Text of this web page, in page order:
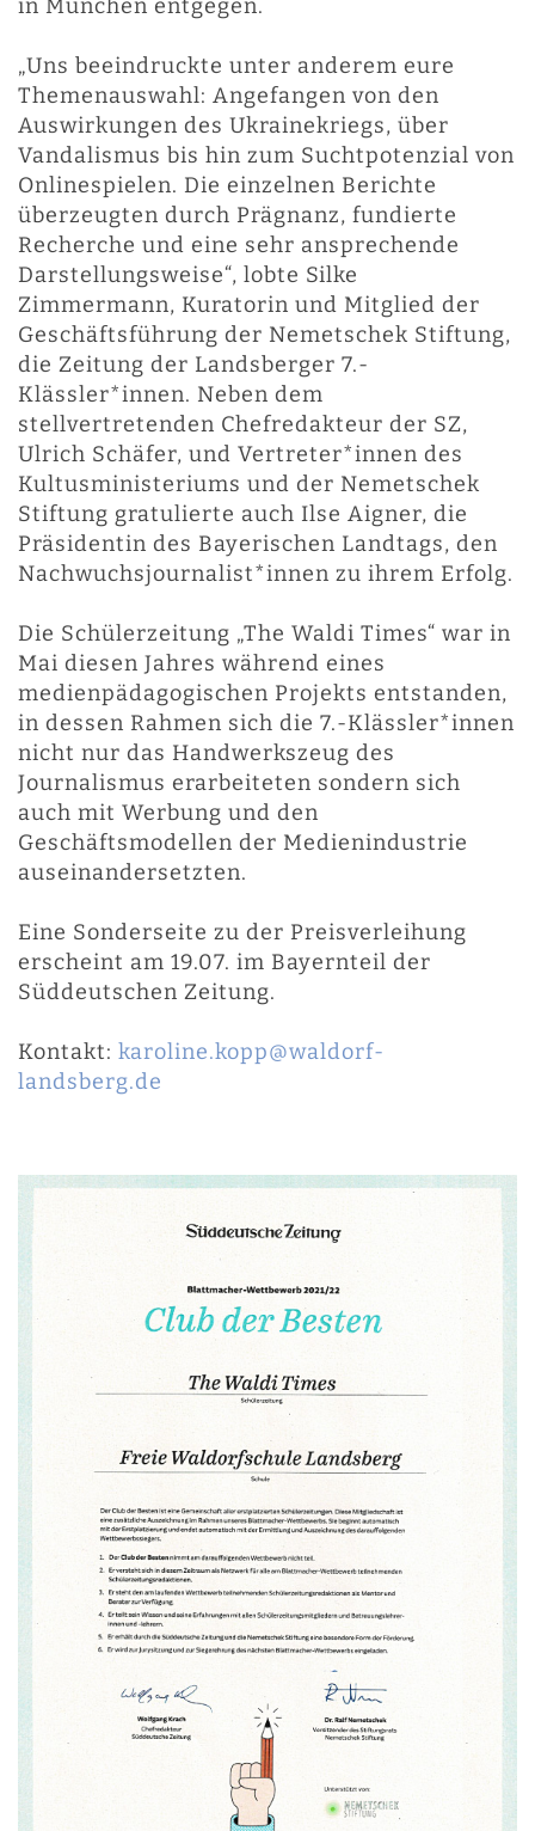
in München entgegen.
„Uns beeindruckte unter anderem eure
Themenauswahl: Angefangen von den
Auswirkungen des Ukrainekriegs, über
Vandalismus bis hin zum Suchtpotenzial von
Onlinespielen. Die einzelnen Berichte
überzeugten durch Prägnanz, fundierte
Recherche und eine sehr ansprechende
Darstellungsweise“, lobte Silke
Zimmermann, Kuratorin und Mitglied der
Geschäftsführung der Nemetschek Stiftung,
die Zeitung der Landsberger 7.-
Klässler*innen. Neben dem
stellvertretenden Chefredakteur der SZ,
Ulrich Schäfer, und Vertreter*innen des
Kultusministeriums und der Nemetschek
Stiftung gratulierte auch Ilse Aigner, die
Präsidentin des Bayerischen Landtags, den
Nachwuchsjournalist*innen zu ihrem Erfolg.
Die Schülerzeitung „The Waldi Times“ war in
Mai diesen Jahres während eines
medienpädagogischen Projekts entstanden,
in dessen Rahmen sich die 7.-Klässler*innen
nicht nur das Handwerkszeug des
Journalismus erarbeiteten sondern sich
auch mit Werbung und den
Geschäftsmodellen der Medienindustrie
auseinandersetzten.
Eine Sonderseite zu der Preisverleihung
erscheint am 19.07. im Bayernteil der
Süddeutschen Zeitung.
Kontakt: karoline.kopp@waldorf-
landsberg.de